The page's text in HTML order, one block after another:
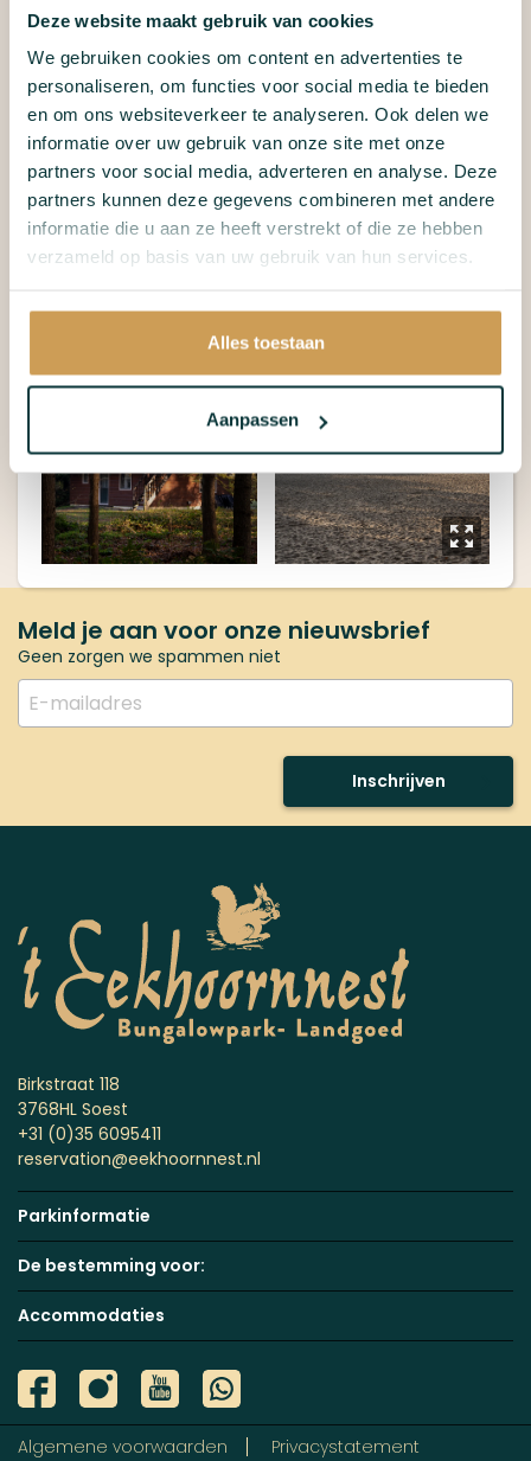
Deze website maakt gebruik van cookies
We gebruiken cookies om content en advertenties te
personaliseren, om functies voor social media te bieden
en om ons websiteverkeer te analyseren. Ook delen we
informatie over uw gebruik van onze site met onze
partners voor social media, adverteren en analyse. Deze
partners kunnen deze gegevens combineren met andere
informatie die u aan ze heeft verstrekt of die ze hebben
verzameld op basis van uw gebruik van hun services.
Alles toestaan
Aanpassen
y
Meld je aan voor onze nieuwsbrief
Geen zorgen we spammen niet
Inschrijven
Birkstraat 118
3768HL Soest
+31 (0)35 6095411
reservation@eekhoornnest.nl
Parkinformatie
De bestemming voor:
Accommodaties
Algemene voorwaarden Privacystatement